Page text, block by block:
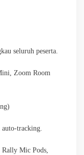
seluruh peserta.
Zoom Room
tracking.
Mic Pods,